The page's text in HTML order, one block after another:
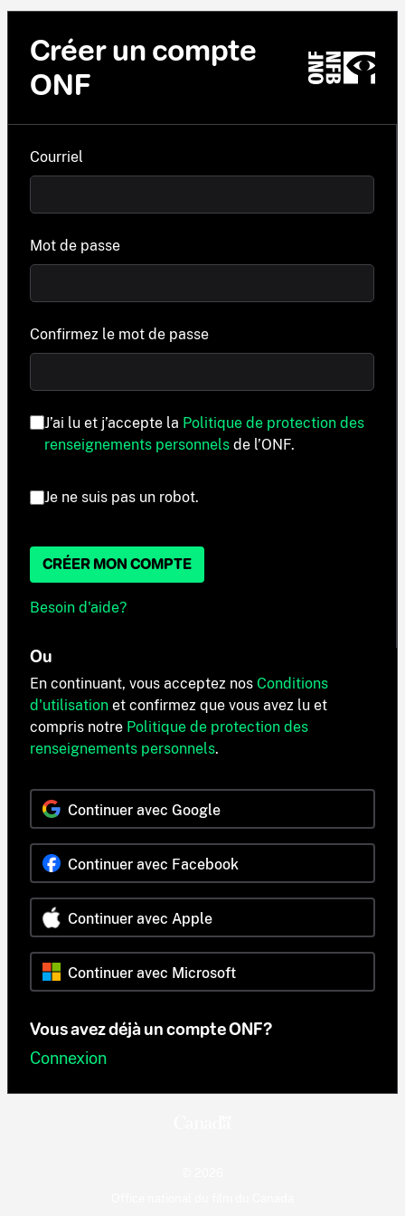
Créer un compte
ONF
Courriel
Mot de passe
Confirmez le mot de passe
J’ai lu et j’accepte la Politique de protection des
renseignements personnels de l’ONF.
Je ne suis pas un robot.
CRÉER MON COMPTE
Besoin d'aide?
Ou
En continuant, vous acceptez nos Conditions
d'utilisation et confirmez que vous avez lu et
compris notre Politique de protection des
renseignements personnels.
Continuer avec Google
Continuer avec Facebook
Continuer avec Apple
Continuer avec Microsoft
Vous avez déjà un compte ONF?
Connexion